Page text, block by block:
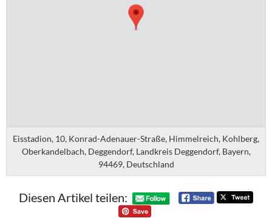
Eisstadion, 10, Konrad-Adenauer-Straße, Himmelreich, Kohlberg,
Oberkandelbach, Deggendorf, Landkreis Deggendorf, Bayern,
94469, Deutschland
Diesen Artikel teilen: